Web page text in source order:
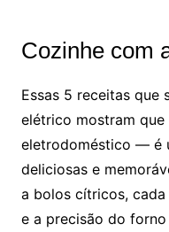
Cozinhe com
Essas 5 receitas que
elétrico mostram
eletrodoméstico — é
deliciosas e
a bolos cítricos,
e a precisão do